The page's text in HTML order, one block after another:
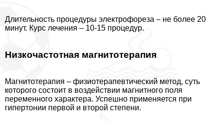
Длительность процедуры электрофореза – не более 20
минут. Курс лечения – 10-15 процедур.
Низкочастотная магнитотерапия
Магнитотерапия – физиотерапевтический метод, суть
которого состоит в воздействии магнитного поля
переменного хаpaктера. Успешно применяется при
гипертонии первой и второй степени.